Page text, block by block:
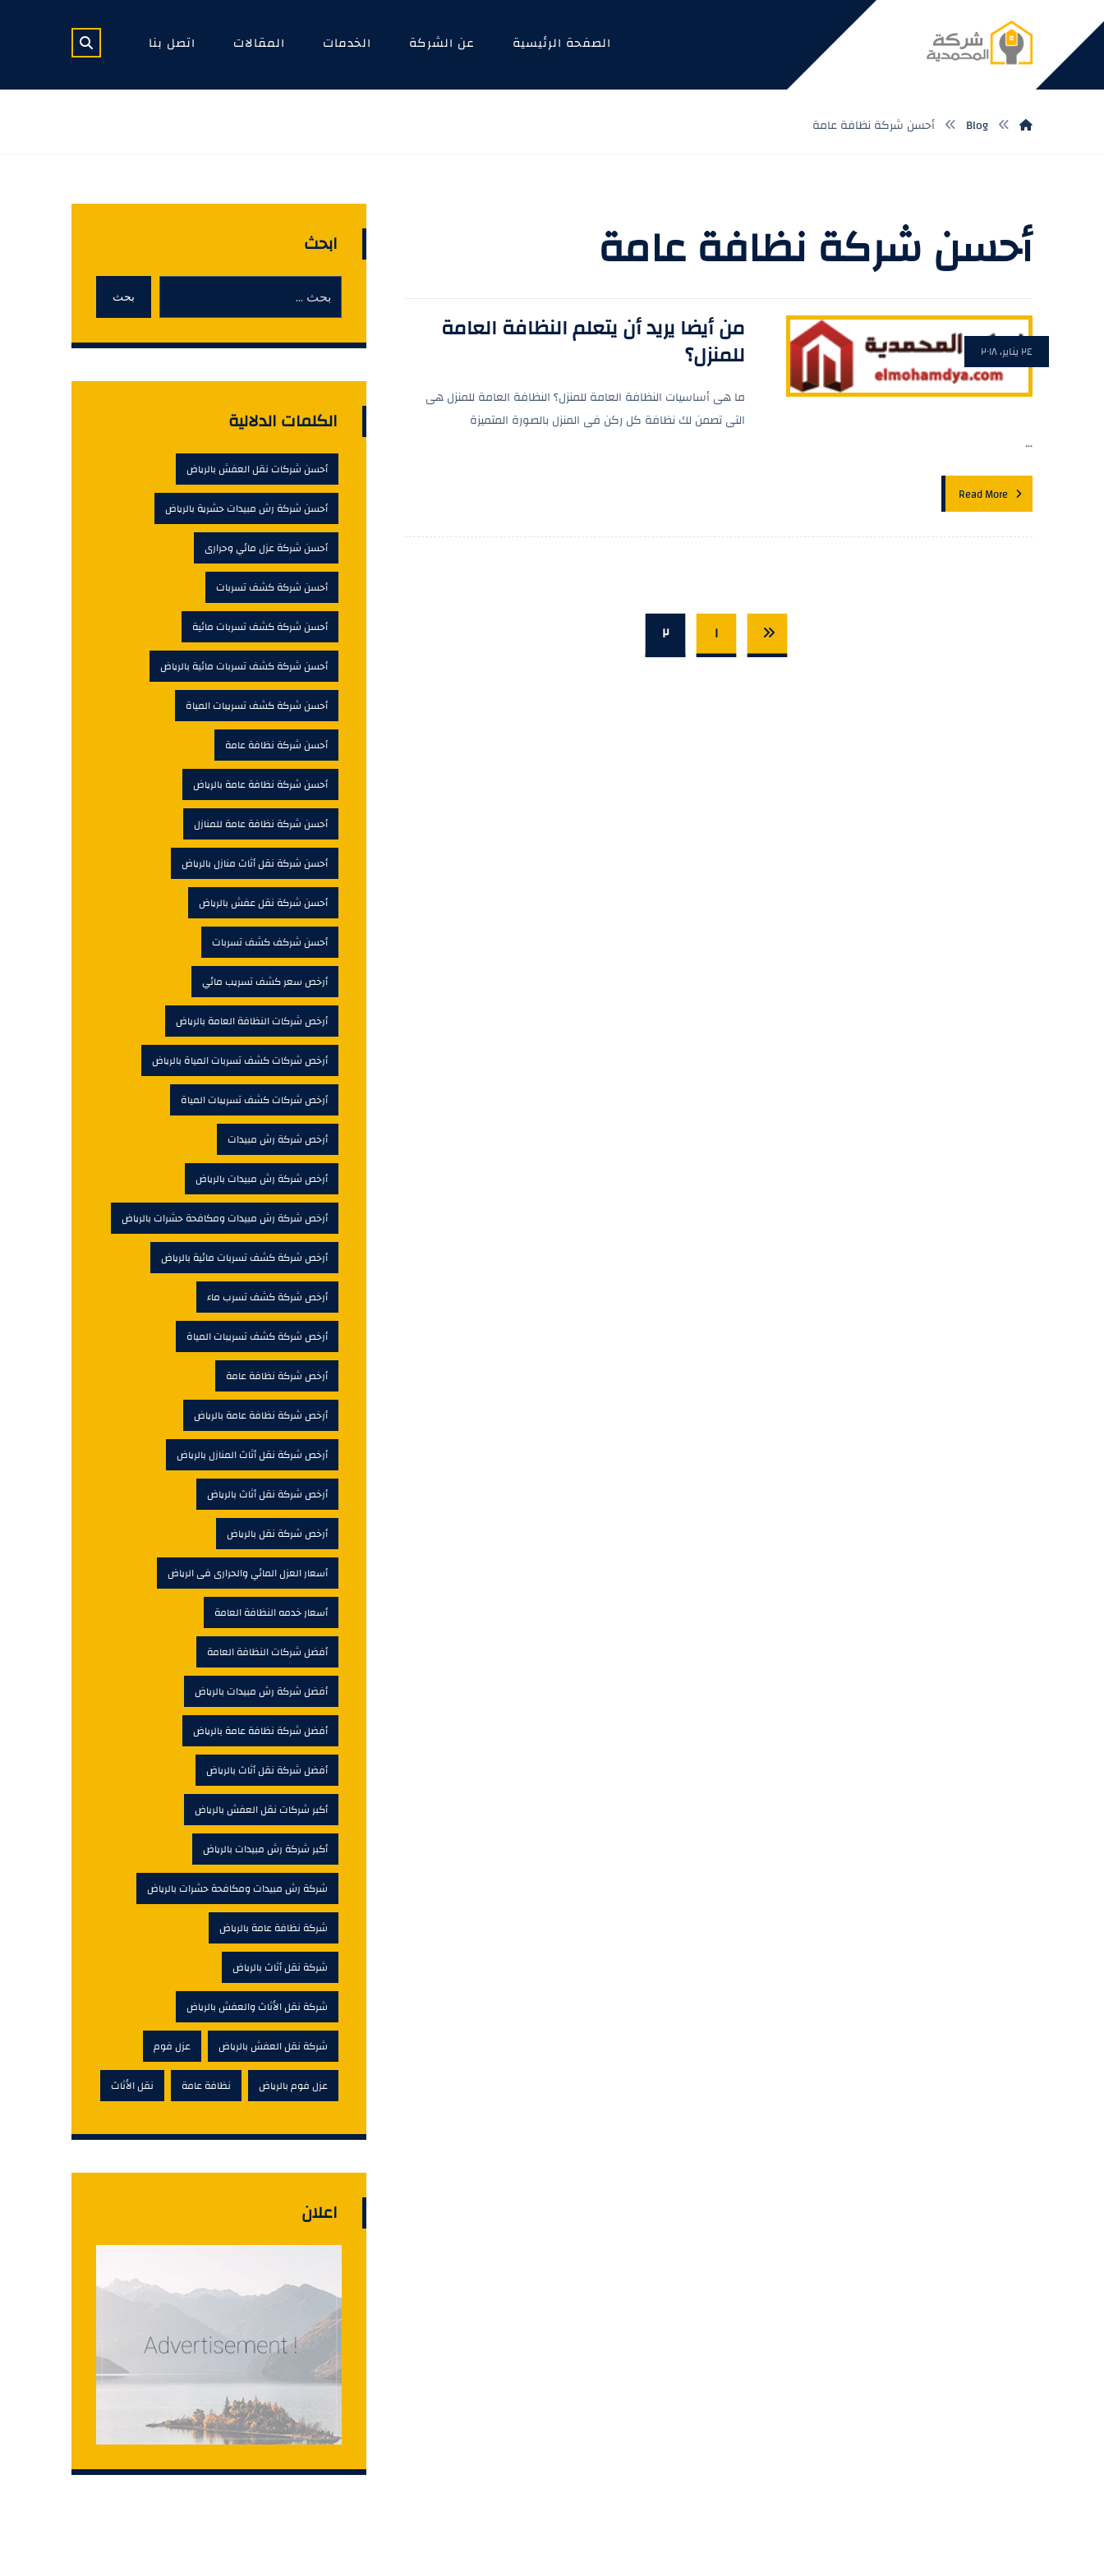
الصفحة الرئيسية عن الشركة الخدمات المقالات اتصل بنا
Blog أحسن شركة نظافة عامة
أحسن شركة نظافة عامة
من أيضا يريد أن يتعلم النظافة العامة
للمنزل؟ ٢٤ يناير، ٢٠١٨
ما هى أساسيات النظافة العامة للمنزل؟ النظافة العامة للمنزل هى
التى تصمن لك نظافة كل ركن فى المنزل بالصورة المتميزة
...
Read More
١ ٢
ابحث
بحث
الكلمات الدلالية
أحسن شركات نقل العفش بالرياض
أحسن شركة رش مبيدات حشرية بالرياض
أحسن شركة عزل مائي وحرارى
أحسن شركة كشف تسربات
أحسن شركة كشف تسربات مائية
أحسن شركة كشف تسربات مائية بالرياض
أحسن شركة كشف تسريبات المياة
أحسن شركة نظافة عامة
أحسن شركة نظافة عامة بالرياض
أحسن شركة نظافة عامة للمنازل
أحسن شركة نقل أثاث منازل بالرياض
أحسن شركة نقل عفش بالرياض
أحسن شركف كشف تسربات
أرخص سعر كشف تسريب مائي
أرخص شركات النظافة العامة بالرياض
أرخص شركات كشف تسربات المياة بالرياض
أرخص شركات كشف تسريبات المياة
أرخص شركة رش مبيدات
أرخص شركة رش مبيدات بالرياض
أرخص شركة رش مبيدات ومكافحة حشرات بالرياض
أرخص شركة كشف تسربات مائية بالرياض
أرخص شركة كشف تسرب ماء
أرخص شركة كشف تسريبات المياة
أرخص شركة نظافة عامة
أرخص شركة نظافة عامة بالرياض
أرخص شركة نقل أثاث المنازل بالرياض
أرخص شركة نقل أثاث بالرياض
أرخص شركة نقل بالرياض
أسعار العزل المائي والحرارى فى الرياض
أسعار خدمه النظافة العامة
أفضل شركات النظافة العامة
أفضل شركة رش مبيدات بالرياض
أفضل شركة نظافة عامة بالرياض
أفضل شركة نقل أثاث بالرياض
أكبر شركات نقل العفش بالرياض
أكبر شركة رش مبيدات بالرياض
شركة رش مبيدات ومكافحة حشرات بالرياض
شركة نظافة عامة بالرياض
شركة نقل أثاث بالرياض
شركة نقل الأثاث والعفش بالرياض
شركة نقل العفش بالرياض عزل فوم
عزل فوم بالرياض نظافة عامة نقل الأثاث
اعلان